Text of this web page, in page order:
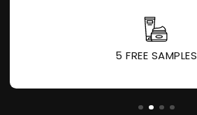
5 FREE SAMPLES